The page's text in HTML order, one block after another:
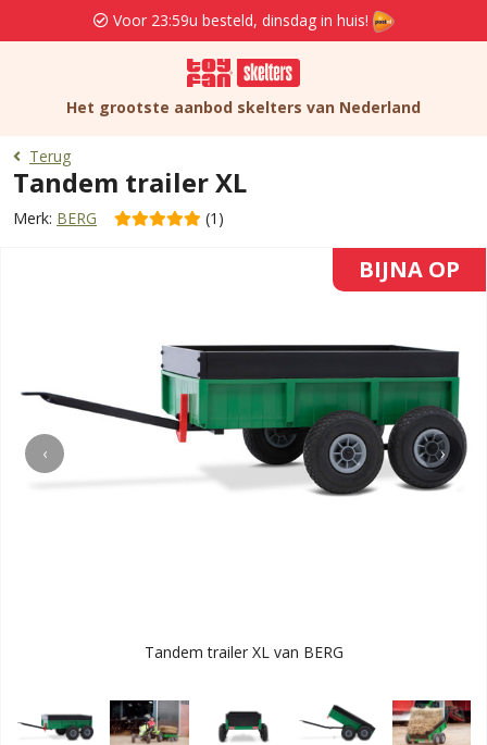
Voor 23:59u besteld, dinsdag in huis!
Het grootste aanbod skelters van Nederland
Terug
Tandem trailer XL
Merk: BERG (1)
BIJNA OP
‹ ›
Tandem trailer XL van BERG